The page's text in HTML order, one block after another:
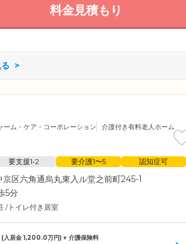
料金見積もり
ーム・ケア・コーポレーション 介護付き有料老人ホーム
要支援1•2 要介護1〜5 認知症可
区六角通烏丸東入ル堂之前町245-1
5分
/トイレ付き居室
(入居金1,200.0万円) + 介護保険料